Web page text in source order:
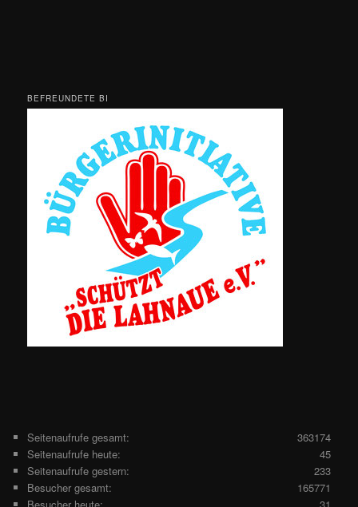
BEFREUNDETE BI
363174
Seitenaufrufe gesamt:
45
Seitenaufrufe heute:
233
Seitenaufrufe gestern:
165771
Besucher gesamt: